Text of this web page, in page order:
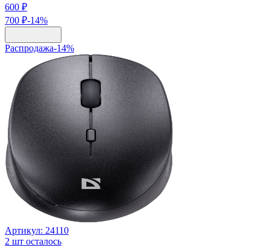
600 ₽
700 ₽-14%
Распродажа-14%
Артикул: 24110
2 шт осталось